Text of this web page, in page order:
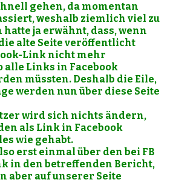
gehen, da momentan
weshalb ziemlich viel zu
ja erwähnt, dass, wenn
alte Seite veröffentlicht
Link nicht mehr
Links in Facebook
müssten. Deshalb die Eile,
werden nun über diese Seite
wird sich nichts ändern,
als Link in Facebook
wie gehabt.
erst einmal über den bei FB
in den betreffenden Bericht,
aber auf unserer Seite